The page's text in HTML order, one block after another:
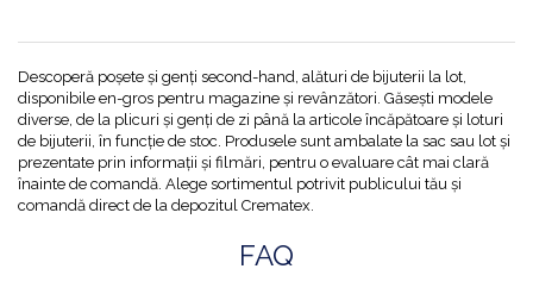
Descoperă poșete și genți second-hand, alături de bijuterii la lot,
disponibile en-gros pentru magazine și revânzători. Găsești modele
diverse, de la plicuri și genți de zi până la articole încăpătoare și loturi
de bijuterii, în funcție de stoc. Produsele sunt ambalate la sac sau lot și
prezentate prin informații și filmări, pentru o evaluare cât mai clară
înainte de comandă. Alege sortimentul potrivit publicului tău și
comandă direct de la depozitul Crematex.
FAQ